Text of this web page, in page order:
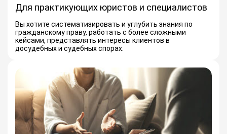
Для практикующих юристов и специалистов
Вы хотите систематизировать и углубить знания по
гражданскому праву, работать с более сложными
кейсами, представлять интересы клиентов в
досудебных и судебных спорах.